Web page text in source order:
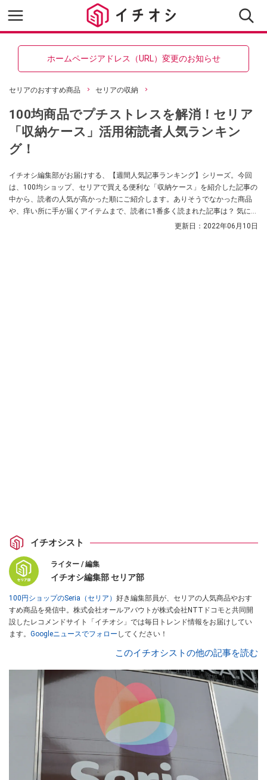
ホームページアドレス（URL）変更のお知らせ
セリアのおすすめ商品 セリアの収納
100均商品でプチストレスを解消！セリア
「収納ケース」活用術読者人気ランキン
グ！
イチオシ編集部がお届けする、【週間人気記事ランキング】シリーズ。今回
は、100均ショップ、セリアで買える便利な「収納ケース」を紹介した記事の
中から、読者の人気が高かった順にご紹介します。ありそうでなかった商品
や、痒い所に手が届くアイテムまで、読者に1番多く読まれた記事は？ 気にな
更新日： 2022年06月10日
イチオシスト
ライター / 編集
イチオシ編集部 セリア部
100円ショップのSeria（セリア） 好き編集部員が、セリアの人気商品やおす
すめ商品を発信中。株式会社オールアバウトが株式会社NTTドコモと共同開
設したレコメンドサイト「イチオシ」では毎日トレンド情報をお届けしてい
ます。 Googleニュースでフォロー してください！
このイチオシストの他の記事を読む